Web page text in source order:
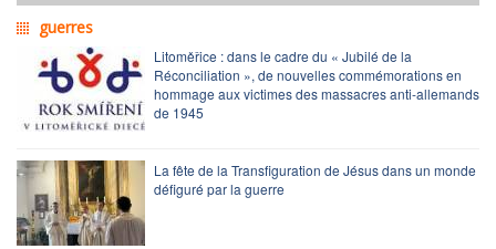
guerres
Litoměřice : dans le cadre du « Jubilé de la
Réconciliation », de nouvelles commémorations en
hommage aux victimes des massacres anti-allemands
de 1945
La fête de la Transfiguration de Jésus dans un monde
défiguré par la guerre